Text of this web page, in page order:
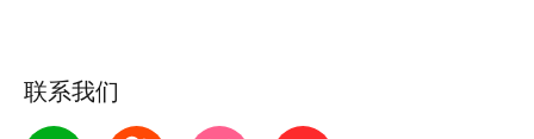
联系我们